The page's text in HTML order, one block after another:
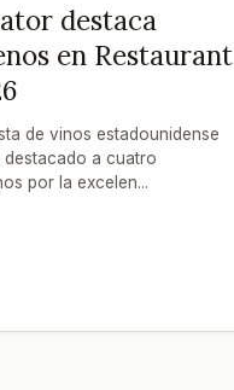
destaca
en Restaurant
de vinos estadounidense
a cuatro
por la excelen...